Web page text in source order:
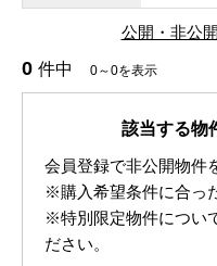
公開・非公
0 件中 0～0を表示
該当する物
会員登録で非公開物件
※購入希望条件に合っ
※特別限定物件につい
ださい。